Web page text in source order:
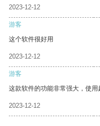
2023-12-12
游客
这个软件很好用
2023-12-12
游客
这款软件的功能非常强大，使用
2023-12-12